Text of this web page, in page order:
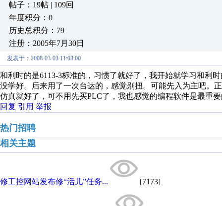
帖子：19帖 | 109回
年度积分：0
历史总积分：79
注册：2005年7月30日
发表于：2008-03-03 11:03:00
和利时的是6113-3标准的，习惯了就好了，我开始就学习和利
没学好。后来用了一次台达的，感觉别扭。可能先入为主吧。
仿真就好了，可不用先买PLC了，我也感觉的编程软件是最重
回复 引用 举报
热门招聘
相关主题
修工控网站发布修“活儿”任务... [7173]